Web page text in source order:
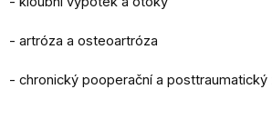
- artróza a osteoartróza
- chronický pooperační a posttraumatický